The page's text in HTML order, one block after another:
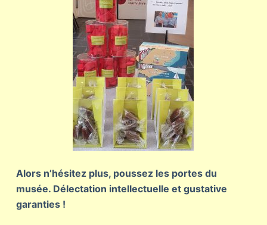
Alors n’hésitez plus, poussez les portes du
musée. Délectation intellectuelle et gustative
garanties !